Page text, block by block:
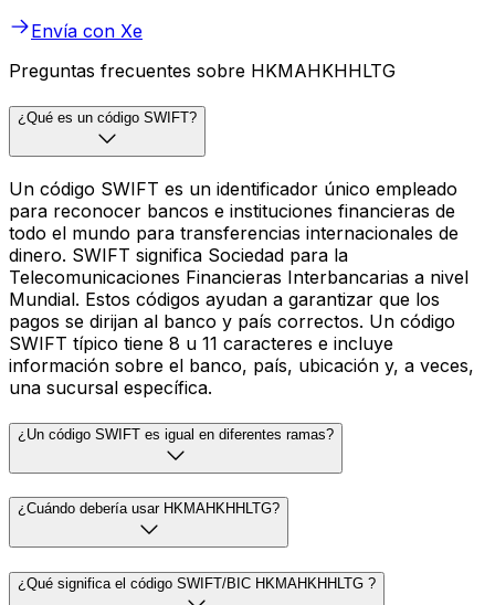
Envía con Xe
Preguntas frecuentes sobre HKMAHKHHLTG
¿Qué es un código SWIFT?
Un código SWIFT es un identificador único empleado
para reconocer bancos e instituciones financieras de
todo el mundo para transferencias internacionales de
dinero. SWIFT significa Sociedad para la
Telecomunicaciones Financieras Interbancarias a nivel
Mundial. Estos códigos ayudan a garantizar que los
pagos se dirijan al banco y país correctos. Un código
SWIFT típico tiene 8 u 11 caracteres e incluye
información sobre el banco, país, ubicación y, a veces,
una sucursal específica.
¿Un código SWIFT es igual en diferentes ramas?
¿Cuándo debería usar HKMAHKHHLTG?
¿Qué significa el código SWIFT/BIC HKMAHKHHLTG ?